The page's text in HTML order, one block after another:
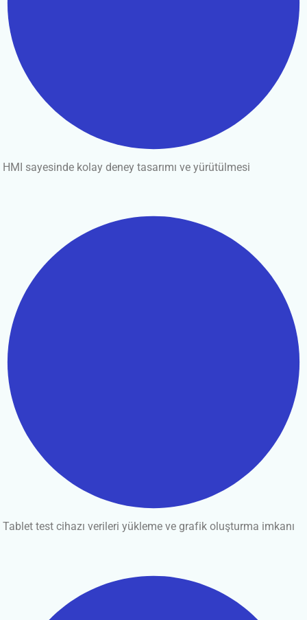
HMI sayesinde kolay deney tasarımı ve yürütülmesi
Tablet test cihazı verileri yükleme ve grafik oluşturma imkanı